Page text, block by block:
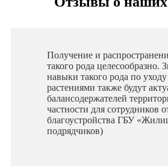
Получение и
такого рода целесообразно.
навыки такого рода по уходу
растениями также будут
балансодержателей
частности для сотрудников
благоустройства ГБУ
подрядчиков)